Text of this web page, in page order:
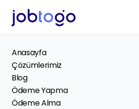
Anasayfa
Çözümlerimiz
Blog
Ödeme Yapma
Ödeme Alma